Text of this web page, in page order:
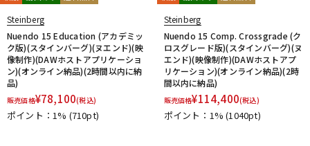
Steinberg
Nuendo 15 Education (アカデミッ
ク版)(スタインバーグ)(ヌエンド)(映
像制作)(DAWホストアプリケーショ
ン)(オンライン納品)(2時間以内に納
品)
販売価格¥78,100(税込)
ポイント：1% (710pt)
Steinberg
Nuendo 15 Comp. Crossgrade (ク
ロスグレード版)(スタインバーグ)(ヌ
エンド)(映像制作)(DAWホストアプ
リケーション)(オンライン納品)(2時
間以内に納品)
販売価格¥114,400(税込)
ポイント：1%(1040pt)